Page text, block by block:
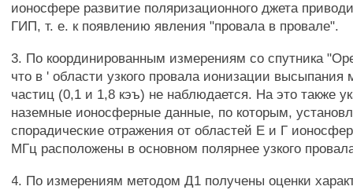
ионосфере развитие поляризационного джета
ГИП, т. е. к появлению явления "провала в провале".
3. По координированным измерениям со спутника
что в ' области узкого провала ионизации высыпания
частиц (0,1 и 1,8 кэъ) не наблюдается. На это также
наземные ионосферные данные, по которым,
спорадические отражения от областей Е и Г
МГц расположены в основном полярнее узкого
4. По измерениям методом Д1 получены оценки